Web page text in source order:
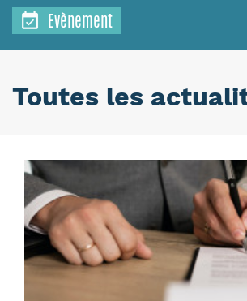
Evènement
Toutes les